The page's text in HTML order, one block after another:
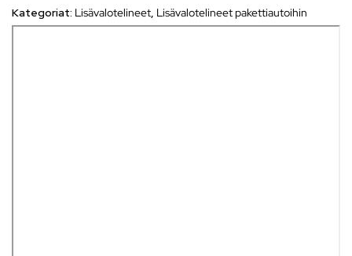
Kategoriat: Lisävalotelineet, Lisävalotelineet pakettiautoihin